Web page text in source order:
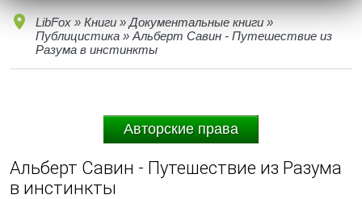
LibFox » Книги » Документальные книги »
Публицистика » Альберт Савин - Путешествие из
Разума в инстинкты
Авторские права
Альберт Савин - Путешествие из Разума
в инстинкты